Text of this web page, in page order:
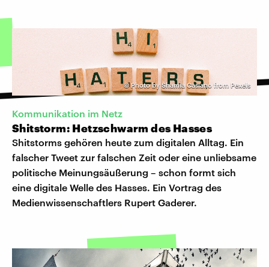
©Photo by Shamia Casiano from Pexels
Kommunikation im Netz
Shitstorm: Hetzschwarm des Hasses
Shitstorms gehören heute zum digitalen Alltag. Ein
falscher Tweet zur falschen Zeit oder eine unliebsame
politische Meinungsäußerung – schon formt sich
eine digitale Welle des Hasses. Ein Vortrag des
Medienwissenschaftlers Rupert Gaderer.